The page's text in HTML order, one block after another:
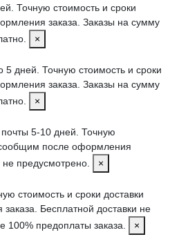
Точную стоимость и сроки
заказа. Заказы на сумму
×
5 дней. Точную стоимость и сроки
заказа. Заказы на сумму
×
5-10 дней. Точную
сообщим после оформления
не предусмотрено.
×
стоимость и сроки доставки
Бесплатной доставки не
100% предоплаты заказа.
×